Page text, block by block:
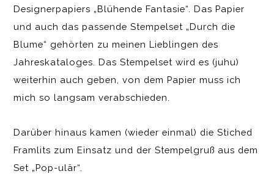
Designerpapiers „Blühende Fantasie“. Das Papier
und auch das passende Stempelset „Durch die
Blume“ gehörten zu meinen Lieblingen des
Jahreskataloges. Das Stempelset wird es (juhu)
weiterhin auch geben, von dem Papier muss ich
mich so langsam verabschieden.
Darüber hinaus kamen (wieder einmal) die Stiched
Framlits zum Einsatz und der Stempelgruß aus dem
Set „Pop-ulär“.